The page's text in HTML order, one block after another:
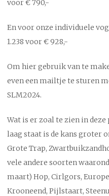
voor € 790,-
En voor onze individuele
1.238 voor € 928,-
Om hier gebruik van te
even een mailtje te sturen
SLM2024.
Wat is er zoal te zien in
laag staat is de kans groter
Grote Trap,
vele andere soorten
maart) Hop, Cirlgors,
Krooneend, Pijlstaart,